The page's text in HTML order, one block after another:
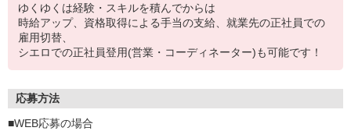
ゆくゆくは経験・スキルを積んでからは
時給アップ、資格取得による手当の支給、就業先の正社員での
雇用切替、
シエロでの正社員登用(営業・コーディネーター)も可能です！
応募方法
■WEB応募の場合